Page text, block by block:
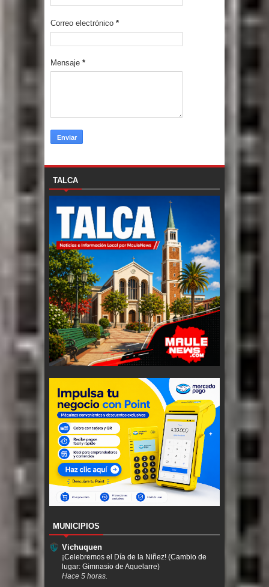
Correo electrónico *
Mensaje *
TALCA
MUNICIPIOS
Vichuquen
¡Celebremos el Día de la Niñez! (Cambio de
lugar: Gimnasio de Aquelarre)
Hace 5 horas.